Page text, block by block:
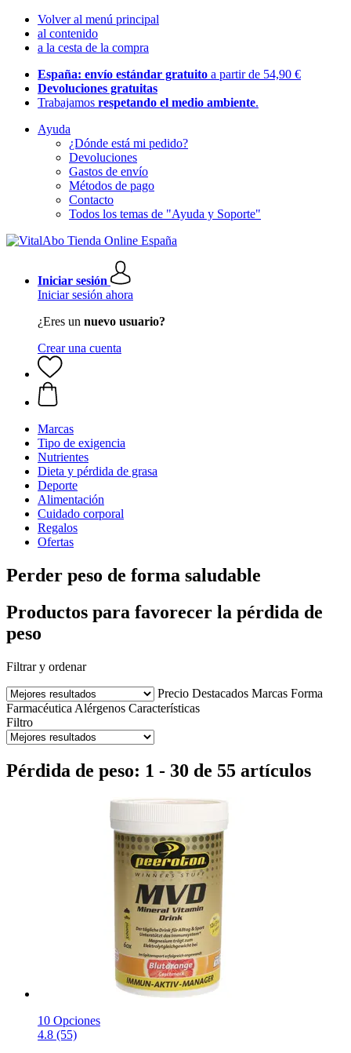
Volver al menú principal
al contenido
a la cesta de la compra
España: envío estándar gratuito a partir de 54,90 €
Devoluciones gratuitas
Trabajamos respetando el medio ambiente.
Ayuda
¿Dónde está mi pedido?
Devoluciones
Gastos de envío
Métodos de pago
Contacto
Todos los temas de "Ayuda y Soporte"
Iniciar sesión
Iniciar sesión ahora
¿Eres un nuevo usuario?
Crear una cuenta
Marcas
Tipo de exigencia
Nutrientes
Dieta y pérdida de grasa
Deporte
Alimentación
Cuidado corporal
Regalos
Ofertas
Perder peso de forma saludable
Productos para favorecer la pérdida de
peso
Filtrar y ordenar
Precio Destacados Marcas Forma
Farmacéutica Alérgenos Características
Filtro
Pérdida de peso: 1 - 30 de 55 artículos
10 Opciones
4.8 (55)